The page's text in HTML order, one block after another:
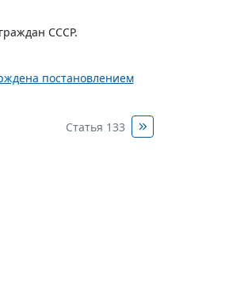
СССР.
постановлением
Статья 133